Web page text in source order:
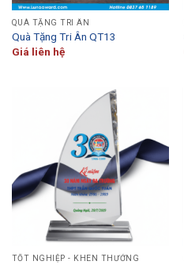
QUÀ TẶNG TRI ÂN
Quà Tặng Tri Ân QT13
Giá liên hệ
TỐT NGHIỆP - KHEN THƯỞNG